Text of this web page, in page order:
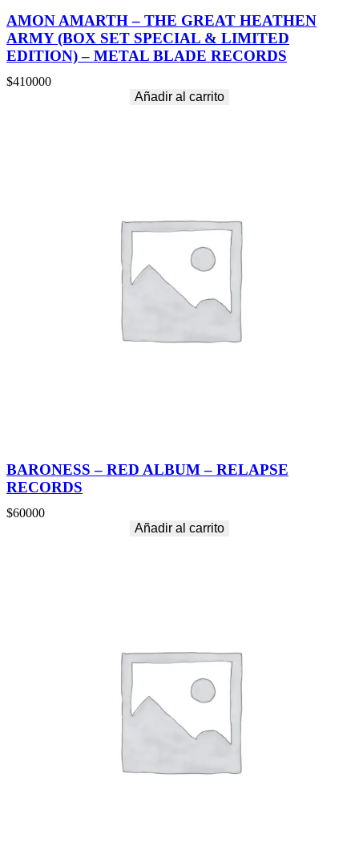
AMON AMARTH – THE GREAT HEATHEN
ARMY (BOX SET SPECIAL & LIMITED
EDITION) – METAL BLADE RECORDS
$410000
Añadir al carrito
BARONESS – RED ALBUM – RELAPSE
RECORDS
$60000
Añadir al carrito